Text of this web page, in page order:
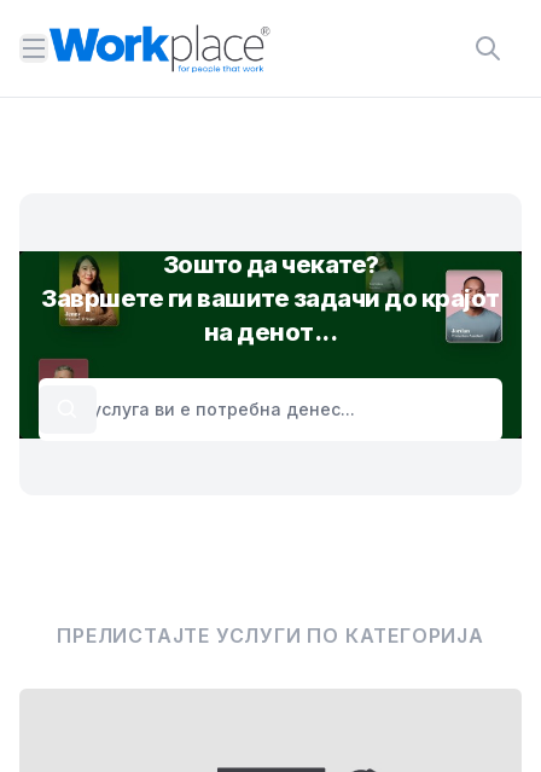
Open menu
Зошто да чекате?
Завршете ги вашите задачи до крајот
на денот...
ПРЕЛИСТАЈТЕ УСЛУГИ ПО КАТЕГОРИЈА